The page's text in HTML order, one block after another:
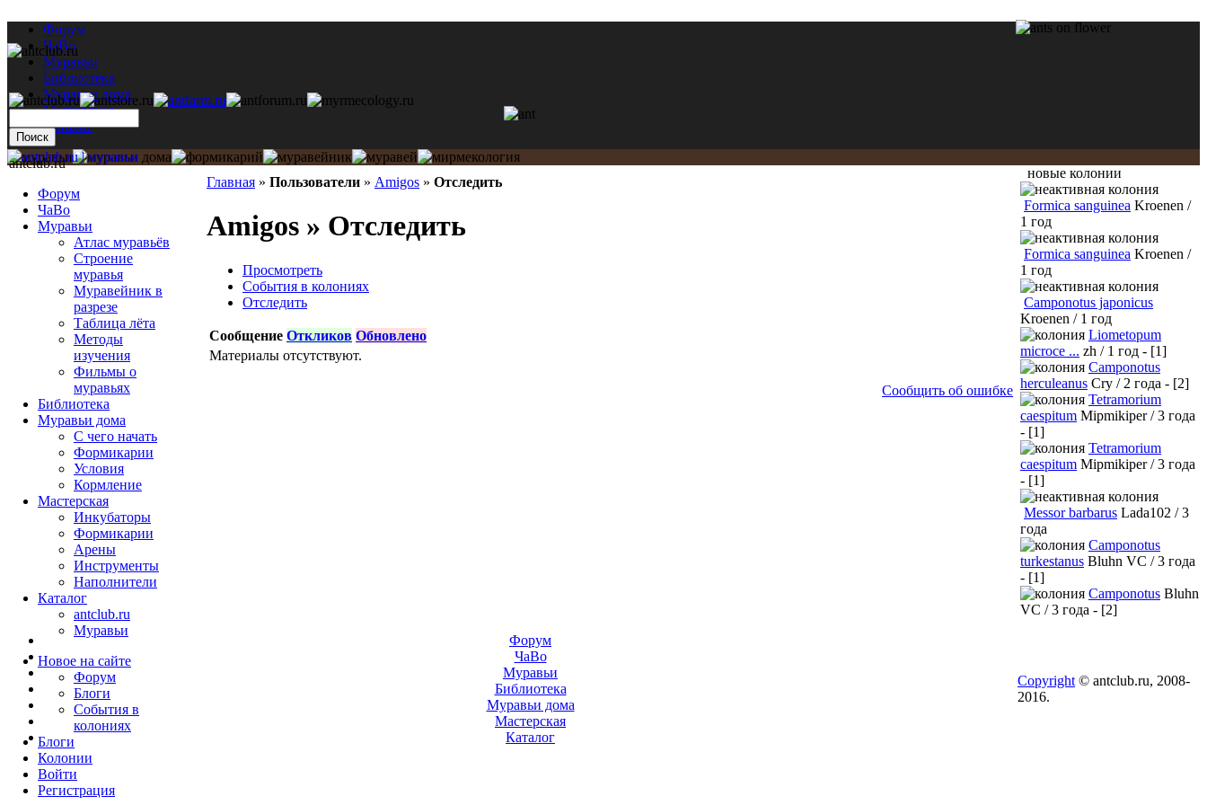
Форум
ЧаВо
Муравьи
Библиотека
Муравьи дома
Мастерская
Каталог
Главная » Пользователи » Amigos » Отследить
Amigos » Отследить
Просмотреть
События в колониях
Отследить
Сообщение Откликов Обновлено
Материалы отсутствуют.
Сообщить об ошибке
antclub.ru
Форум
ЧаВо
Муравьи
Атлас муравьёв
Строение
муравья
Муравейник в
разрезе
Таблица лёта
Методы
изучения
Фильмы о
муравьях
Библиотека
Муравьи дома
С чего начать
Формикарии
Условия
Кормление
Мастерская
Инкубаторы
Формикарии
Арены
Инструменты
Наполнители
Каталог
antclub.ru
Муравьи
Новое на сайте
Форум
Блоги
События в
колониях
Блоги
Колонии
Войти
Peгиcтpaция
новые колонии
Formica sanguinea Kroenen /
1 год
Formica sanguinea Kroenen /
1 год
Camponotus japonicus
Kroenen / 1 год
Liometopum
microce ... zh / 1 год - [1]
Camponotus
herculeanus Cry / 2 года - [2]
Tetramorium
caespitum Mipmikiper / 3 года
- [1]
Tetramorium
caespitum Mipmikiper / 3 года
- [1]
Messor barbarus Lada102 / 3
года
Camponotus
turkestanus Bluhn VC / 3 года
- [1]
Camponotus Bluhn
VC / 3 года - [2]
Форум
ЧаВо
Муравьи
Библиотека
Муравьи дома
Мастерская
Каталог
Copyright © antclub.ru, 2008-
2016.